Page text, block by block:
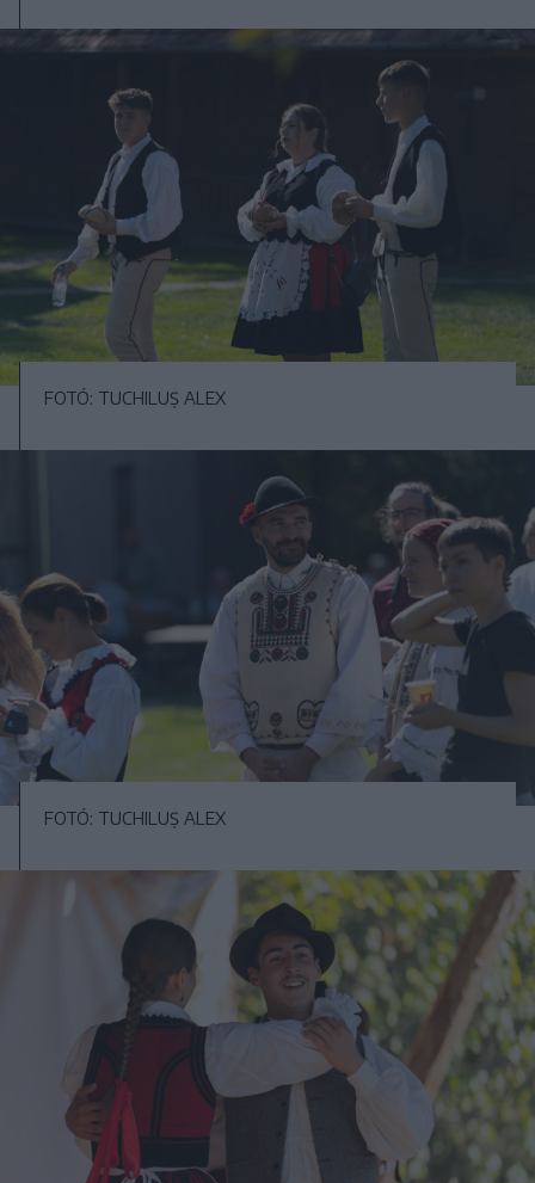
FOTÓ: TUCHILUȘ ALEX
FOTÓ: TUCHILUȘ ALEX